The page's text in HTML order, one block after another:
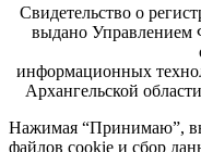
Свидетельство о
выдано Управлением
информационных
Архангельской
Нажимая “Принимаю”, вы
файлов cookie и сбор